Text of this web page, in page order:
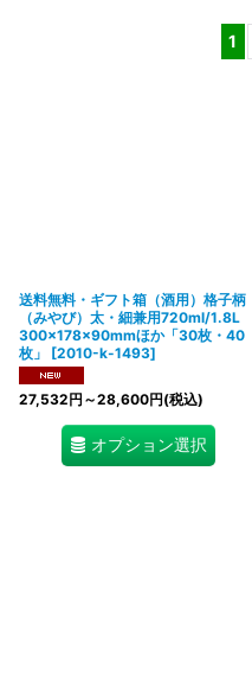
1
送料無料・ギフト箱（酒用）格子柄
（みやび）太・細兼用720ml/1.8L
300×178×90mmほか「30枚・40
枚」
[2010-k-1493]
27,532円 ～28,600円(税込)
オプション選択